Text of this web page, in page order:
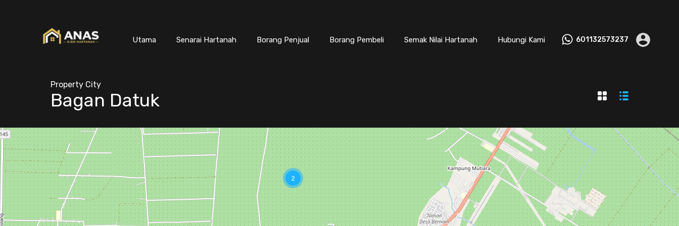
Utama Senarai Hartanah Borang Penjual Borang Pembeli Semak Nilai Hartanah Hubungi Kami 601132573237
Property City
Bagan Datuk
2